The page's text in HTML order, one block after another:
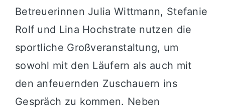
Betreuerinnen Julia Wittmann, Stefanie
Rolf und Lina Hochstrate nutzen die
sportliche Großveranstaltung, um
sowohl mit den Läufern als auch mit
den anfeuernden Zuschauern ins
Gespräch zu kommen. Neben